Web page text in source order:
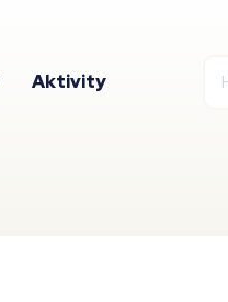
Aktivity